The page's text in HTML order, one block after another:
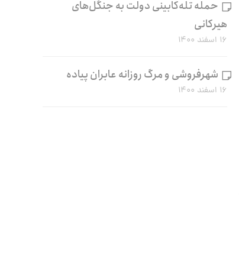
حمله تله‌کابینی دولت به جنگل‌های
هیرکانی
۱۶ اسفند ۱۴۰۰
شهرفروشی و مرگ روزانه عابران پیاده
۱۶ اسفند ۱۴۰۰